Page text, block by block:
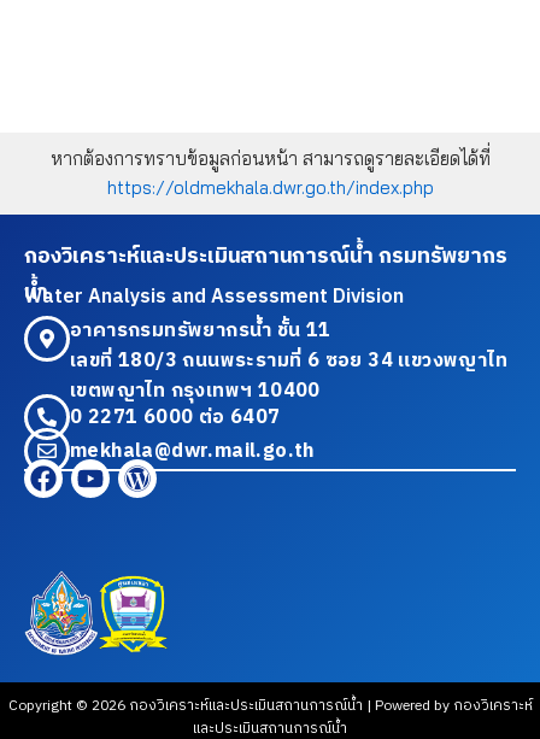
หากต้องการทราบข้อมูลก่อนหน้า สามารถดูรายละเอียดได้ที่
https://oldmekhala.dwr.go.th/index.php
กองวิเคราะห์และประเมินสถานการณ์น้ำ กรมทรัพยากร
น้ำ
Water Analysis and Assessment Division
อาคารกรมทรัพยากรน้ำ ชั้น 11
เลขที่ 180/3 ถนนพระรามที่ 6 ซอย 34 แขวงพญาไท
เขตพญาไท กรุงเทพฯ 10400
0 2271 6000 ต่อ 6407
mekhala@dwr.mail.go.th
Copyright © 2026 กองวิเคราะห์และประเมินสถานการณ์น้ำ | Powered by กองวิเคราะห์
และประเมินสถานการณ์น้ำ